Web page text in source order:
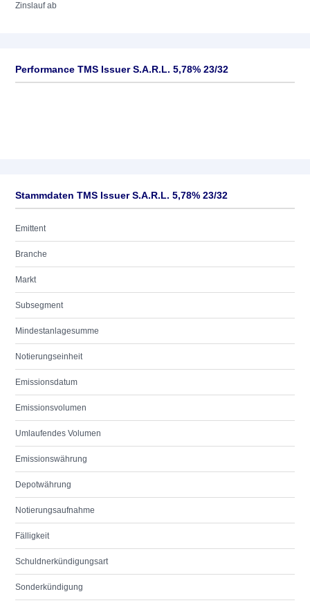
Zinslauf ab
Performance TMS Issuer S.A.R.L. 5,78% 23/32
Stammdaten TMS Issuer S.A.R.L. 5,78% 23/32
Emittent
Branche
Markt
Subsegment
Mindestanlagesumme
Notierungseinheit
Emissionsdatum
Emissionsvolumen
Umlaufendes Volumen
Emissionswährung
Depotwährung
Notierungsaufnahme
Fälligkeit
Schuldnerkündigungsart
Sonderkündigung